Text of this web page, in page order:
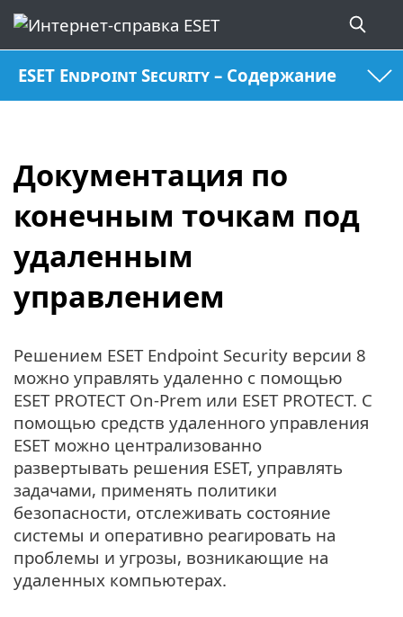
ESET Endpoint Security – Содержание
Документация по
конечным точкам под
удаленным
управлением
Решением ESET Endpoint Security версии 8
можно управлять удаленно с помощью
ESET PROTECT On-Prem или ESET PROTECT. С
помощью средств удаленного управления
ESET можно централизованно
развертывать решения ESET, управлять
задачами, применять политики
безопасности, отслеживать состояние
системы и оперативно реагировать на
проблемы и угрозы, возникающие на
удаленных компьютерах.